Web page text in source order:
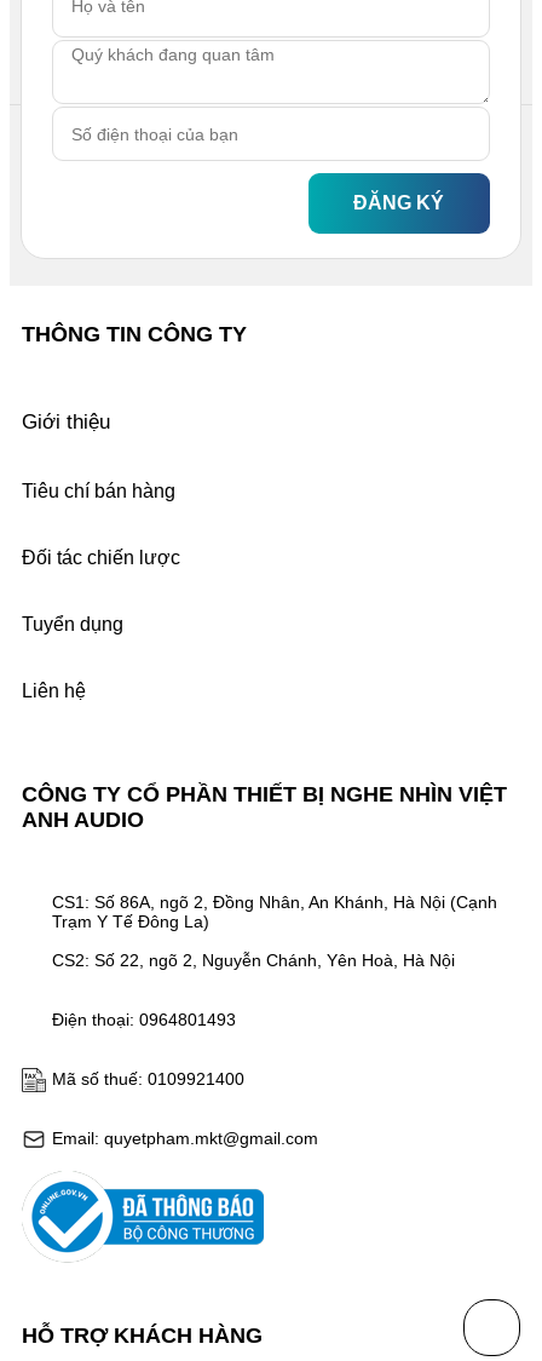
ĐĂNG KÝ
CÔNG TY CỔ PHẦN THIẾT BỊ NGHE NHÌN VIỆT
ANH AUDIO
Email: quyetpham.mkt@gmail.com
Mã số thuế: 0109921400
Điện thoại: 0964801493
CS1: Số 86A, ngõ 2, Đồng Nhân, An Khánh, Hà Nội (Cạnh
Trạm Y Tế Đông La)
CS2: Số 22, ngõ 2, Nguyễn Chánh, Yên Hoà, Hà Nội
THÔNG TIN CÔNG TY
Giới thiệu
Tiêu chí bán hàng
Đối tác chiến lược
Tuyển dụng
Liên hệ
HỖ TRỢ KHÁCH HÀNG